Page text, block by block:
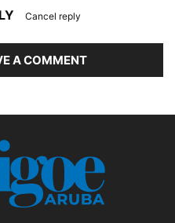
Cancel reply
A COMMENT